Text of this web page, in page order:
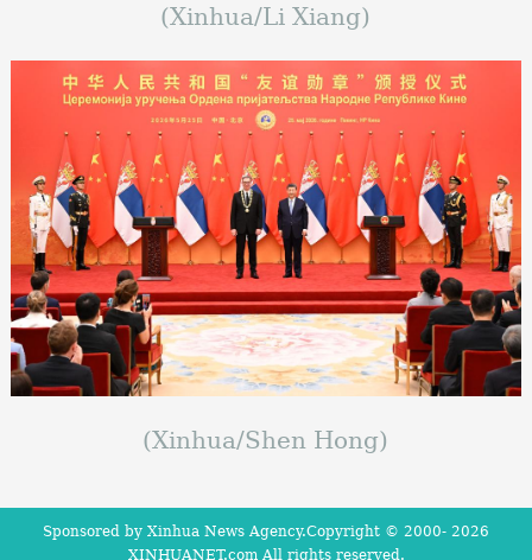
(Xinhua/Li Xiang)
(Xinhua/Shen Hong)
Sponsored by Xinhua News Agency.Copyright © 2000- 2026
XINHUANET.com All rights reserved.